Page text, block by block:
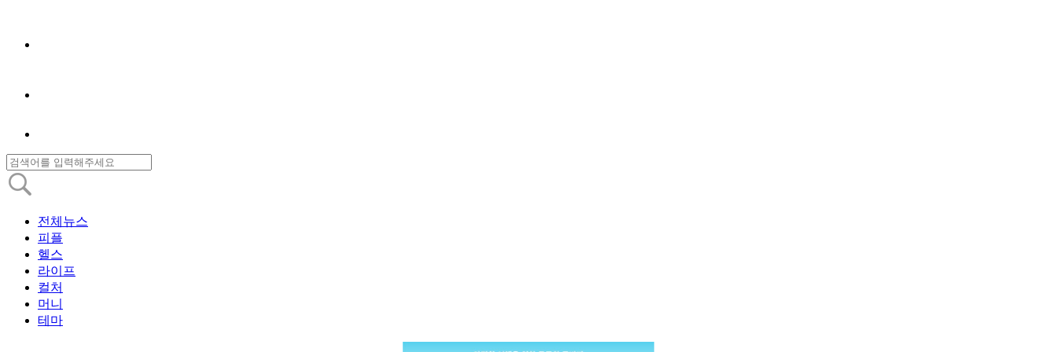
전체뉴스
피플
헬스
라이프
컬처
머니
테마